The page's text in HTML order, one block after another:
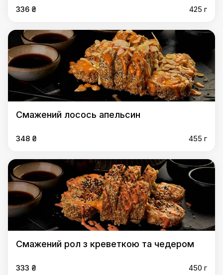
336 ₴ 425 г
Смажений лосось апельсин
348 ₴ 455 г
Смажений рол з креветкою та чедером
333 ₴ 450 г